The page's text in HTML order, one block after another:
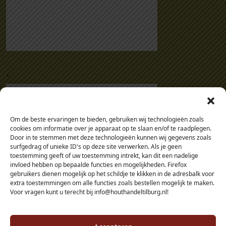
Om de beste ervaringen te bieden, gebruiken wij technologieën zoals
cookies om informatie over je apparaat op te slaan en/of te raadplegen.
Door in te stemmen met deze technologieën kunnen wij gegevens zoals
surfgedrag of unieke ID's op deze site verwerken. Als je geen
toestemming geeft of uw toestemming intrekt, kan dit een nadelige
invloed hebben op bepaalde functies en mogelijkheden. Firefox
gebruikers dienen mogelijk op het schildje te klikken in de adresbalk voor
extra toestemmingen om alle functies zoals bestellen mogelijk te maken.
Voor vragen kunt u terecht bij info@houthandeltilburg.nl!
.